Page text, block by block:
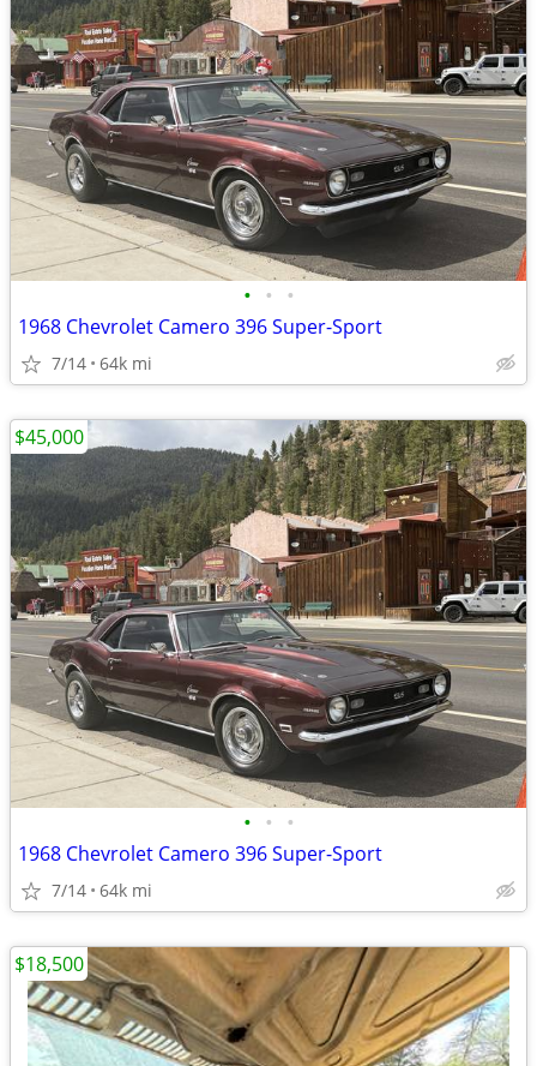
• • •
1968 Chevrolet Camero 396 Super-Sport
7/14 64k mi
• • •
1968 Chevrolet Camero 396 Super-Sport
7/14 64k mi
$45,000
$18,500